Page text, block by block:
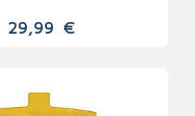
29,99 €